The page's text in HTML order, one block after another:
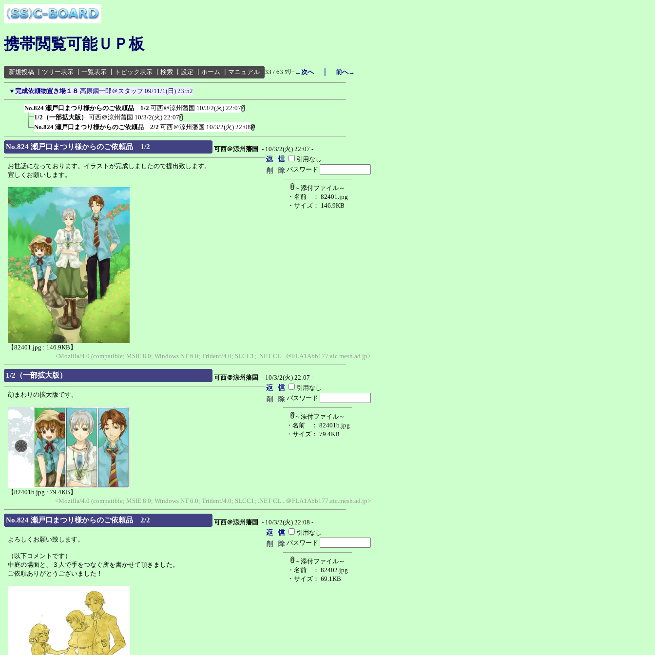
携帯閲覧可能ＵＰ板
新規投稿 ツリー表示 一覧表示 トピック表示 検索 設定 ホーム マニュアル 33 / 63 ﾂﾘｰ ←次へ｜ 前へ→
▼ 完成依頼物置き場１８ 高原鋼一郎＠スタッフ 09/11/1(日) 23:52
No.824 瀬戸口まつり様からのご依頼品 1/2 可西＠涼州藩国 10/3/2(火) 22:07
1/2（一部拡大版）
可西＠涼州藩国 10/3/2(火) 22:07
No.824 瀬戸口まつり様からのご依頼品 2/2 可西＠涼州藩国 10/3/2(火) 22:08
No.824 瀬戸口まつり様からのご依頼品 1/2 可西＠涼州藩国 - 10/3/2(火) 22:07 -
引用なし
パスワード
～添付ファイル～
・名前
： 82401.jpg
・サイズ ： 146.9KB
お世話になっております。イラストが完成しましたので提出致します。
宜しくお願いします。
【82401.jpg : 146.9KB】
<Mozilla/4.0 (compatible; MSIE 8.0; Windows NT 6.0; Trident/4.0; SLCC1; .NET CL...＠FLA1Abb177.aic.mesh.ad.jp>
1/2（一部拡大版） 可西＠涼州藩国 - 10/3/2(火) 22:07 -
引用なし
パスワード
～添付ファイル～
・名前
： 82401b.jpg
・サイズ： 79.4KB
顔まわりの拡大版です。
【82401b.jpg : 79.4KB】
<Mozilla/4.0 (compatible; MSIE 8.0; Windows NT 6.0; Trident/4.0; SLCC1; .NET CL...＠FLA1Abb177.aic.mesh.ad.jp>
No.824 瀬戸口まつり様からのご依頼品 2/2 可西＠涼州藩国 - 10/3/2(火) 22:08 -
引用なし
パスワード
～添付ファイル～
・名前
： 82402.jpg
・サイズ ： 69.1KB
よろしくお願い致します。
（以下コメントです）
中庭の場面と、３人で手をつなぐ所を書かせて頂きました。
ご依頼ありがとうございました！